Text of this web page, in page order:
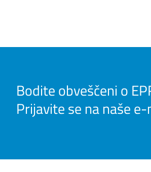
Bodite obveščeni o
Prijavite se na naše